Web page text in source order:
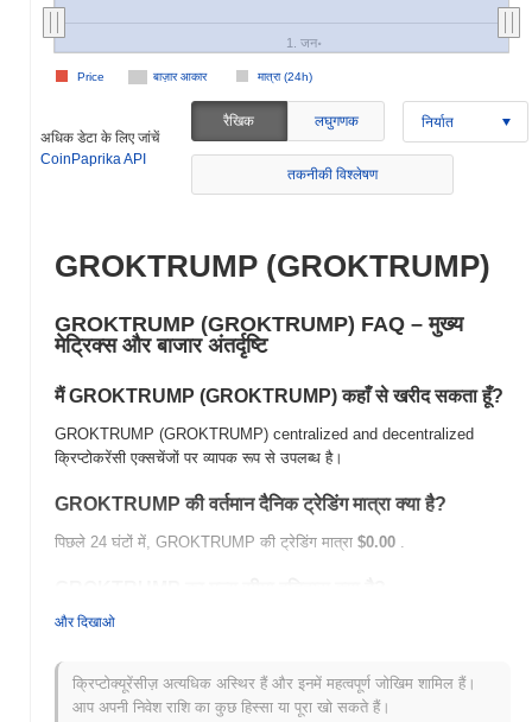
बाज़ार आकार मात्रा (24h)
Price
1. जन॰
अधिक डेटा के लिए जांचें
CoinPaprika API
रैखिक लघुगणक निर्यात
तकनीकी विश्लेषण
GROKTRUMP (GROKTRUMP)
GROKTRUMP (GROKTRUMP) FAQ – मुख्य
मेट्रिक्स और बाजार अंतर्दृष्टि
मैं GROKTRUMP (GROKTRUMP) कहाँ से खरीद सकता हूँ?
GROKTRUMP (GROKTRUMP) centralized and decentralized
क्रिप्टोकरेंसी एक्सचेंजों पर व्यापक रूप से उपलब्ध है।
GROKTRUMP की वर्तमान दैनिक ट्रेडिंग मात्रा क्या है?
पिछले 24 घंटों में, GROKTRUMP की ट्रेडिंग मात्रा $0.00 .
सर्वकालिक उच्च (ATH):
GROKTRUMP वर्तमान में अपने ATH से ~100.00%नीचे कारोबार कर रहा है .
और दिखाओ
क्रिप्टोक्यूरेंसीज़ अत्यधिक अस्थिर हैं और इनमें महत्वपूर्ण जोखिम शामिल हैं।
आप अपनी निवेश राशि का कुछ हिस्सा या पूरा खो सकते हैं।